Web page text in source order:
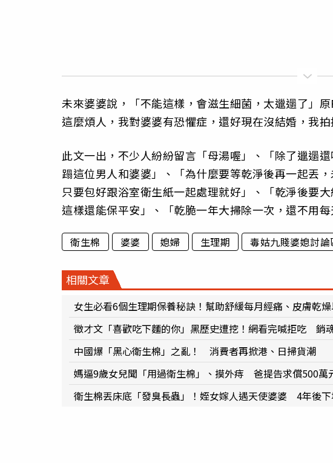
未來婆婆說，「不能這樣，會滋生細菌，太邋遢了」
這麼煩人，我對婆婆有恐懼症，還好現在沒結婚，我拍
此文一出，不少人紛紛留言「母湯喔」、「除了邋遢
蹋這位男人和婆婆」、「為什麼要等乾淨後再一起丟
只要包好跟浴室衛生紙一起處理就好」、「乾淨後要
這樣還能保平安」、「乾脆一年大掃除一次，還不用每
衛生棉 婆婆 媳婦 生理期 毒姑九賤婆媳討論
相關文章
女生必看6個生理期保養秘訣！幫助舒緩每月經痛、皮膚乾
徵才文「喜歡吃下麵的你」黑歷史遭挖！網看完喊拒吃 銷
中國爆「黑心衛生棉」之亂！ 消費者再掀港、日掃貨潮
媽逼9歲女兒聞「用過衛生棉」、摸外痔 爸提告求償500萬
衛生棉丟床底「發臭長蟲」！姪女嫁人遇天使婆婆 4年後